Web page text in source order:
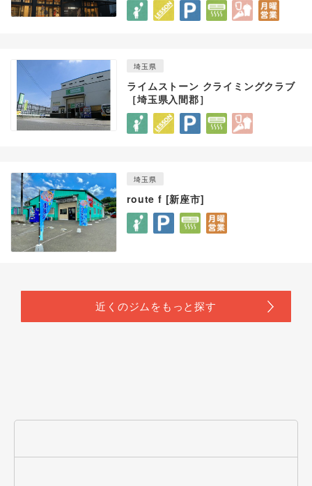
埼玉県
ライムストーン クライミングクラブ
［埼玉県入間郡］
埼玉県
route f [新座市]